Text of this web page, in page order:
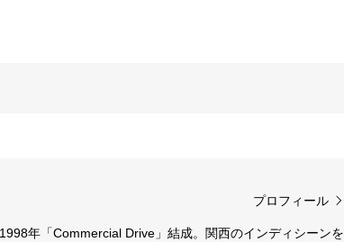
プロフィール
年「Commercial Drive」結成。関西のインディシーンを